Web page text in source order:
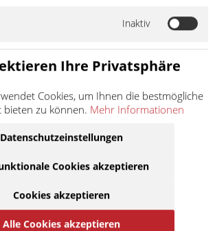
setzt zudem auf europäische
Herstellung. So...
In denWarenkorb
Inaktiv
Ihre Privatsphäre
Cookies, um Ihnen die bestmögliche
bieten zu können. Mehr Informationen
Datenschutzeinstellungen
Cookies akzeptieren
Cookies akzeptieren
Alle Cookies akzeptieren